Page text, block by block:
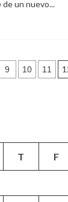
un nuevo...
9 10 11
T F